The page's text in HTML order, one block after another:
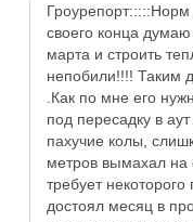
Гроурепорт:::::Норм
своего конца
марта и строить
непобили!!!! Таким
.Как по мне его
под пересадку в
пахучие колы,
метров вьıмахал
требует
достоял месяц в